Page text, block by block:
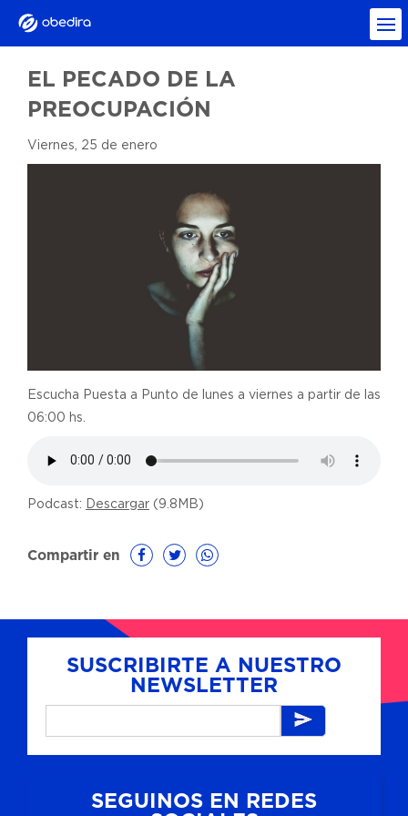
EL PECADO DE LA
PREOCUPACIÓN
Viernes, 25 de enero
Escucha Puesta a Punto de lunes a viernes a partir de las
06:00 hs.
Podcast: Descargar (9.8MB)
Compartir en
SUSCRIBIRTE A NUESTRO
NEWSLETTER
SEGUINOS EN REDES